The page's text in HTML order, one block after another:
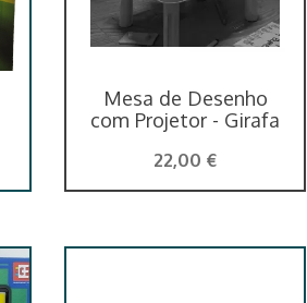
Mesa de Desenho
com Projetor - Girafa
22,00 €